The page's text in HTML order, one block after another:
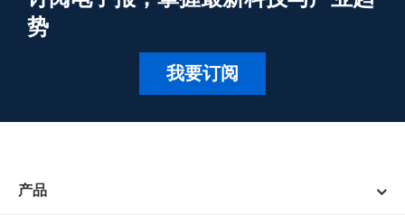
势
我要订阅
产品